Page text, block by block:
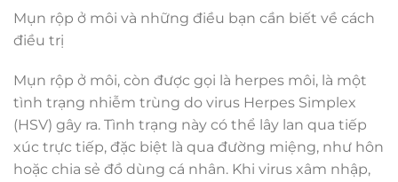
Mụn rộp ở môi và những điều bạn cần biết về cách
điều trị
Mụn rộp ở môi, còn được gọi là herpes môi, là một
tình trạng nhiễm trùng do virus Herpes Simplex
(HSV) gây ra. Tình trạng này có thể lây lan qua tiếp
xúc trực tiếp, đặc biệt là qua đường miệng, như hôn
hoặc chia sẻ đồ dùng cá nhân. Khi virus xâm nhập,